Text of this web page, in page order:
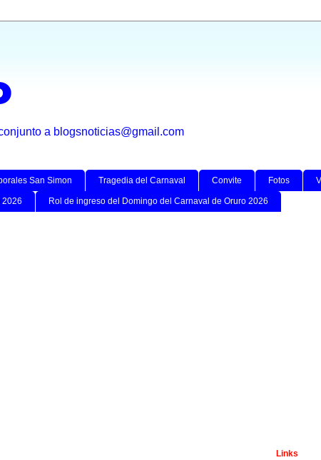
a blogsnoticias@gmail.com
San Simon Tragedia del Carnaval Convite Fotos
2026 Rol de ingreso del Domingo del Carnaval de Oruro 2026
Links